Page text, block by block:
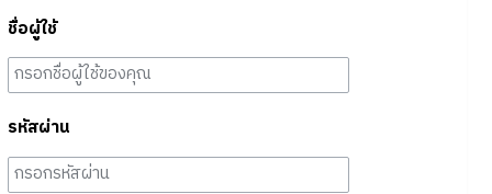
ชื่อผู้ใช้
รหัสผ่าน